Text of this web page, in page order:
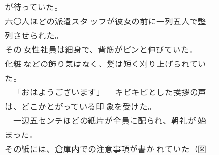
が待っていた。
六〇人ほどの派遣スタ ッフが彼女の前に一列五人で整
列させられた。
その 女性社員は細身で、背筋がピンと伸びていた。
化粧 などの飾り気はなく、髪は短く刈り上げられてい
た。
「おはようございます」 キビキビとした挨拶の声
は、どこかとがっている印 象を受けた。
一辺五センチほどの紙片が全員に配られ、朝礼が 始
まった。
その紙には、倉庫内での注意事項が書か れていた（図